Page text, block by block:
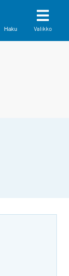
Haku Valikko